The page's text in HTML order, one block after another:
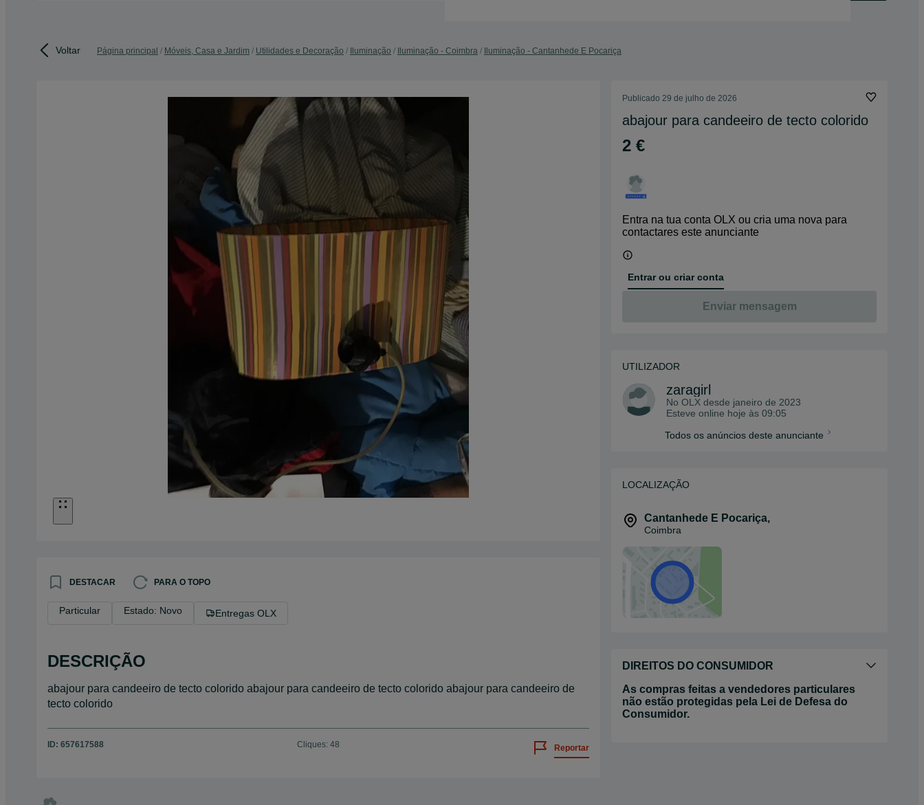
Voltar Página principal Móveis, Casa e Jardim Utilidades e Decoração Iluminação Iluminação - Coimbra Iluminação - Cantanhede E Pocariça
DESTACAR PARA O TOPO
Particular Estado: Novo Entregas OLX
DESCRIÇÃO
abajour para candeeiro de tecto colorido abajour para candeeiro de tecto colorido abajour para candeeiro de
tecto colorido
ID: 657617588 Cliques: 48 Reportar
Publicado 29 de julho de 2026
abajour para candeeiro de tecto colorido
2 €
Entra na tua conta OLX ou cria uma nova para
contactares este anunciante
Entrar ou criar conta
Enviar mensagem
UTILIZADOR
zaragirl
No OLX desde janeiro de 2023
Esteve online hoje às 09:05
Todos os anúncios deste anunciante
LOCALIZAÇÃO
Cantanhede E Pocariça,
Coimbra
DIREITOS DO CONSUMIDOR
As compras feitas a vendedores particulares
não estão protegidas pela Lei de Defesa do
Consumidor.